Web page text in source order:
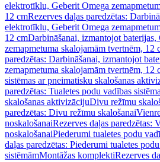
elektrotīklu, Geberit Omega
12 cmRezerves daļas paredzētas:
elektrotīklu, Geberit Omega
12 cmDarbināšanai, izmantojot baterijas,
zemapmetuma skalojamām tvertnēm, 12
paredzētas: Darbināšanai, izmantojot
zemapmetuma skalojamām tvertnēm, 12
sistēmas ar pneimatisku skalošanas
paredzētas: Tualetes podu vadības
skalošanas aktivizācijuDivu režīmu
paredzētas: Divu režīmu skalošanai
noskalošanaiRezerves daļas paredzētas:
noskalošanaiPiederumi tualetes podu
daļas paredzētas: Piederumi tualetes
sistēmāmMontāžas komplektiRezerves